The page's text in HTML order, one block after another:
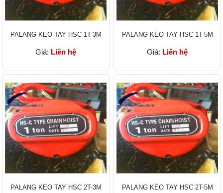
PALANG KÉO TAY HSC 1T-3M
Giá: Liên hệ
PALANG KÉO TAY HSC 1T-5M
Giá: Liên hệ
PALANG KÉO TAY HSC 2T-3M PALANG KÉO TAY HSC 2T-5M